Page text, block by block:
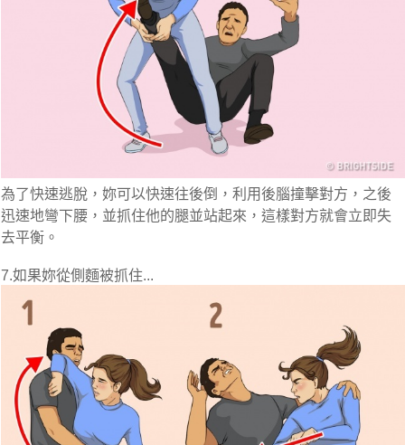
為了快速逃脫，妳可以快速往後倒， 利用後腦撞擊對方，之後
迅速地彎下腰，並抓住他的腿並站起來 ，這樣對方就會立即失
去平衡。
7.如果妳從側麵被抓住...